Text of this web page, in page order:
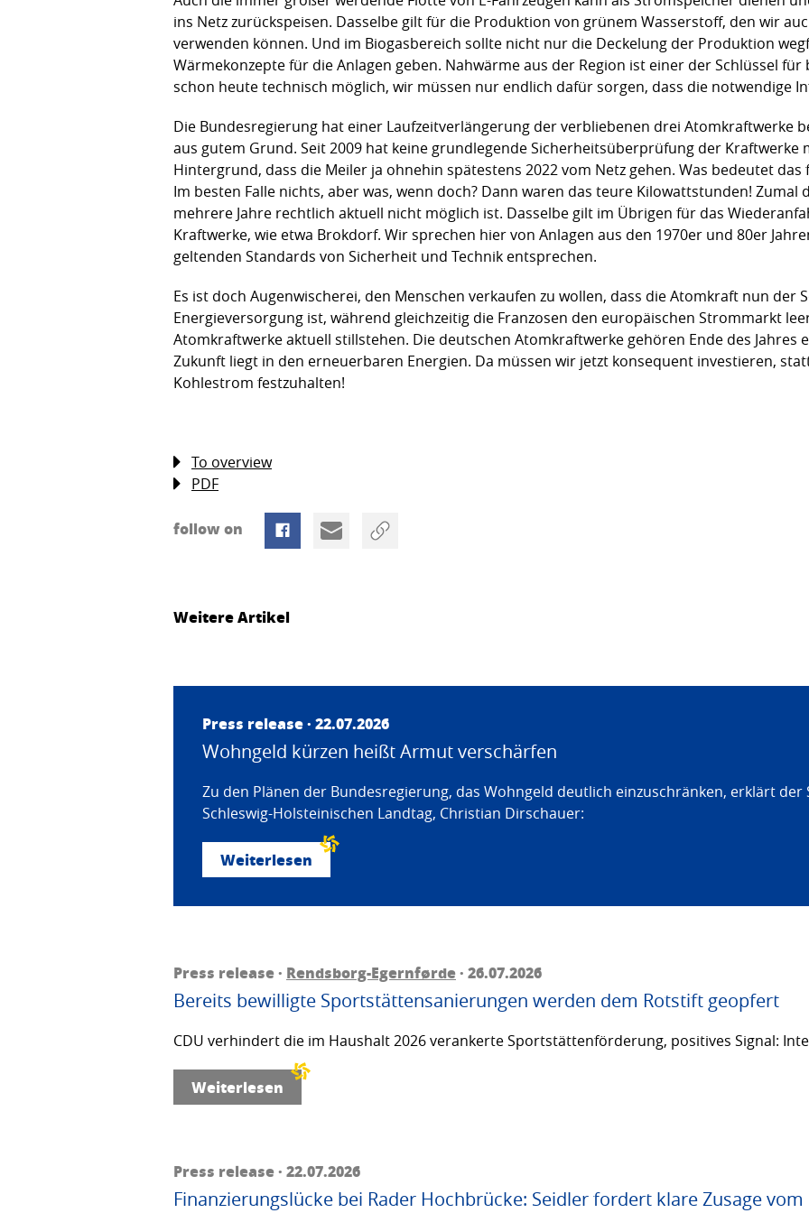
ins Netz zurückspeisen. Dasselbe gilt für die Produktion von grünem Wasserstoff, den wir
verwenden können. Und im Biogasbereich sollte nicht nur die Deckelung der Produktion
Wärmekonzepte für die Anlagen geben. Nahwärme aus der Region ist einer der Schlüssel für
schon heute technisch möglich, wir müssen nur endlich dafür sorgen, dass die notwendige
Die Bundesregierung hat einer Laufzeitverlängerung der verbliebenen drei Atomkraftwerke
aus gutem Grund. Seit 2009 hat keine grundlegende Sicherheitsüberprüfung der
Hintergrund, dass die Meiler ja ohnehin spätestens 2022 vom Netz gehen. Was bedeutet
Im besten Falle nichts, aber was, wenn doch? Dann waren das teure Kilowattstunden!
mehrere Jahre rechtlich aktuell nicht möglich ist. Dasselbe gilt im Übrigen für das
Kraftwerke, wie etwa Brokdorf. Wir sprechen hier von Anlagen aus den 1970er und 80er
geltenden Standards von Sicherheit und Technik entsprechen.
Es ist doch Augenwischerei, den Menschen verkaufen zu wollen, dass die Atomkraft nun der
Energieversorgung ist, während gleichzeitig die Franzosen den europäischen Strommarkt
Atomkraftwerke aktuell stillstehen. Die deutschen Atomkraftwerke gehören Ende des Jahres
Zukunft liegt in den erneuerbaren Energien. Da müssen wir jetzt konsequent investieren,
Kohlestrom festzuhalten!
To overview
PDF
follow on
Weitere Artikel
Press release · 22.07.2026
Wohngeld kürzen heißt Armut verschärfen
Zu den Plänen der Bundesregierung, das Wohngeld deutlich einzuschränken, erklärt der
Schleswig-Holsteinischen Landtag, Christian Dirschauer:
Weiterlesen
Press release · Rendsborg-Egernførde· 26.07.2026
Bereits bewilligte Sportstättensanierungen werden dem Rotstift geopfert
CDU verhindert die im Haushalt 2026 verankerte Sportstättenförderung, positives Signal:
Weiterlesen
Press release · 22.07.2026
Finanzierungslücke bei Rader Hochbrücke: Seidler fordert klare Zusage